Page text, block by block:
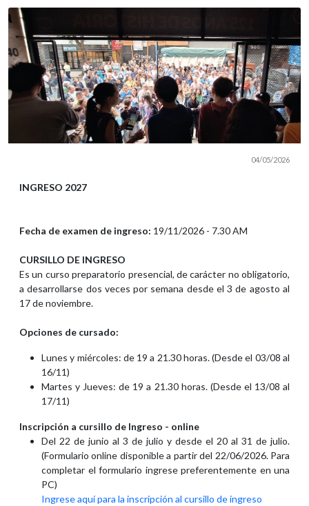
04/05/2026
INGRESO 2027
Fecha de examen de ingreso: 19/11/2026 - 7.30 AM
CURSILLO DE INGRESO
Es un curso preparatorio presencial, de carácter no obligatorio,
a desarrollarse dos veces por semana desde el 3 de agosto al
17 de noviembre.
Opciones de cursado:
Lunes y miércoles: de 19 a 21.30 horas. (Desde el 03/08 al
16/11)
Martes y Jueves: de 19 a 21.30 horas. (Desde el 13/08 al
17/11)
Inscripción a cursillo de Ingreso - online
Del 22 de junio al 3 de julio y desde el 20 al 31 de julio.
(Formulario online disponible a partir del 22/06/2026. Para
completar el formulario ingrese preferentemente en una
PC)
Ingrese aquí para la inscripción al cursillo de ingreso